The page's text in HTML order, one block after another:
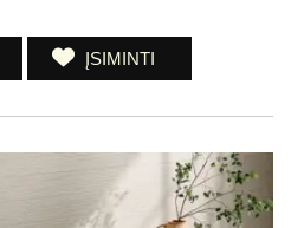
ĮSIMINTI